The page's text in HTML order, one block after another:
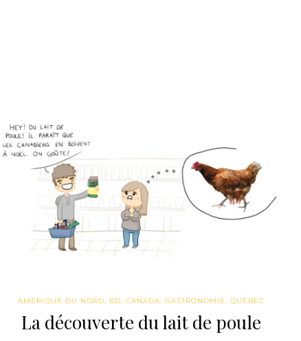
AMÉRIQUE DU NORD BD CANADA GASTRONOMIE QUÉBEC
La découverte du lait de poule